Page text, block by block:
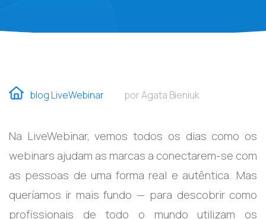
blog LiveWebinar por Agata Bieniuk
Na LiveWebinar, vemos todos os dias como os
webinars ajudam as marcas a conectarem-se com
as pessoas de uma forma real e autêntica. Mas
queríamos ir mais fundo — para descobrir como
profissionais de todo o mundo utilizam os